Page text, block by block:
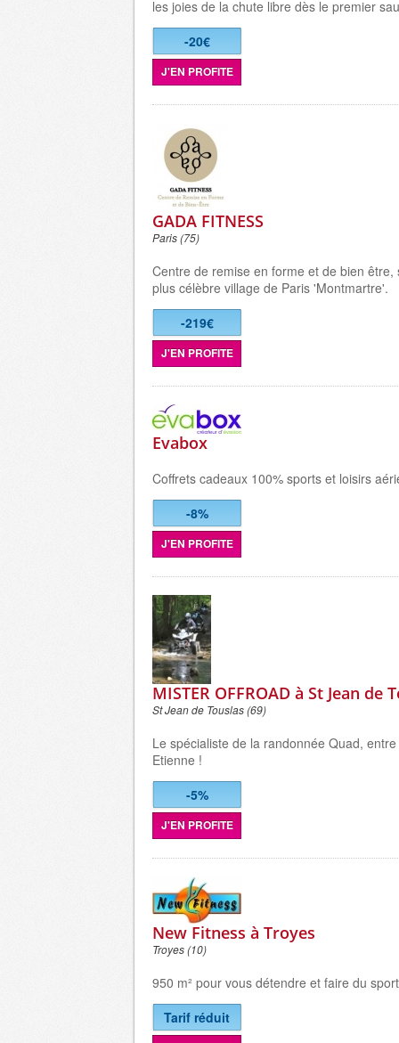
les joies de la chute libre dès le premier
-20€
J'EN PROFITE
GADA FITNESS
Paris (75)
Centre de remise en forme et de bien être,
plus célèbre village de Paris 'Montmartre'.
-219€
J'EN PROFITE
Evabox
Coffrets cadeaux 100% sports et loisirs
-8%
J'EN PROFITE
MISTER OFFROAD à St Jean de
St Jean de Touslas (69)
Le spécialiste de la randonnée Quad,
Etienne !
-5%
J'EN PROFITE
New Fitness à Troyes
Troyes (10)
950 m² pour vous détendre et faire du
Tarif réduit